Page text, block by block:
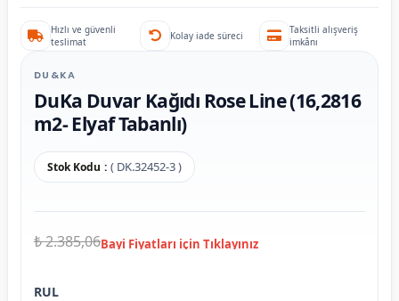
Hızlı ve güvenli
teslimat
Kolay iade süreci
Taksitli alışveriş
imkânı
DU&KA
DuKa Duvar Kağıdı Rose Line (16,2816
m2- Elyaf Tabanlı)
Stok Kodu ( DK.32452-3 )
₺ 2.385,06
RUL